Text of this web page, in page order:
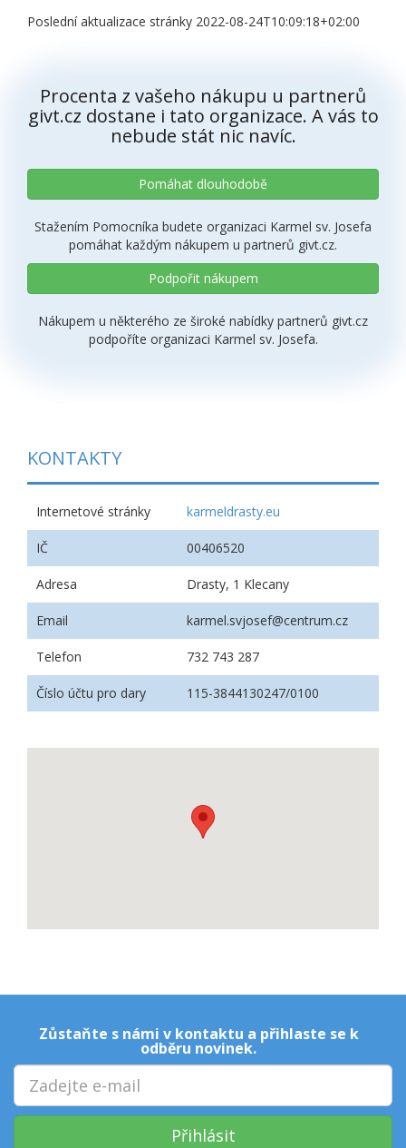
Poslední aktualizace stránky 2022-08-24T10:09:18+02:00
Procenta z vašeho nákupu u partnerů
givt.cz dostane i tato organizace. A vás to
nebude stát nic navíc.
Pomáhat dlouhodobě
Stažením Pomocníka budete organizaci Karmel sv. Josefa
pomáhat každým nákupem u partnerů givt.cz.
Podpořit nákupem
Nákupem u některého ze široké nabídky partnerů givt.cz
podpoříte organizaci Karmel sv. Josefa.
KONTAKTY
Internetové stránky karmeldrasty.eu
IČ 00406520
Adresa Drasty, 1 Klecany
Email karmel.svjosef@centrum.cz
Telefon 732 743 287
Číslo účtu pro dary 115-3844130247/0100
Zůstaňte s námi v kontaktu a přihlaste se k
odběru novinek.
Přihlásit